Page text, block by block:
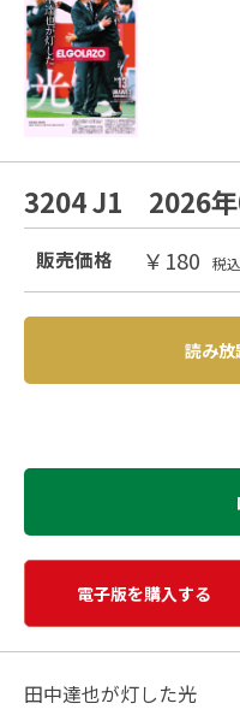
3204 J1 2026年
販売価格 ￥180 税込
読み放
電子版を購入する
田中達也が灯した光